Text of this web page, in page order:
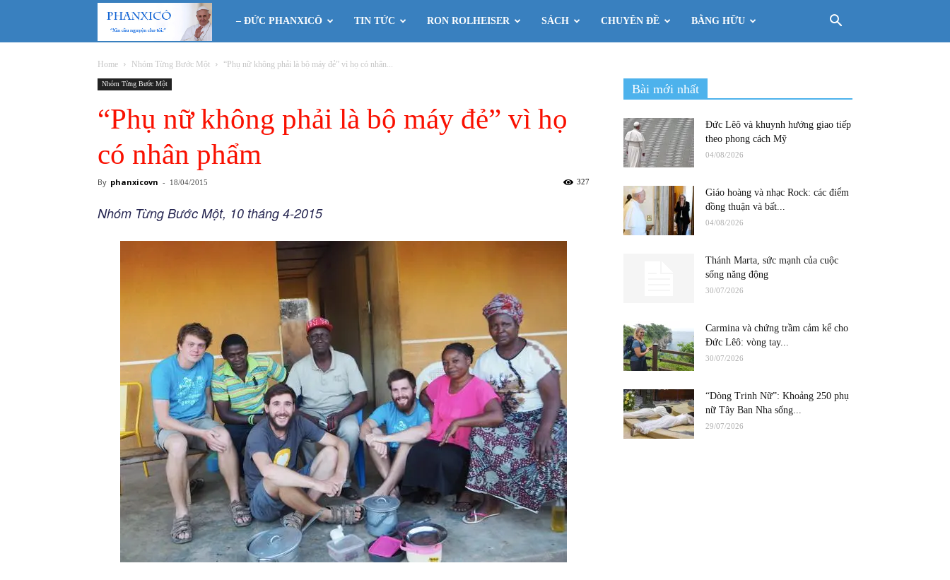
Phanxicô
– ĐỨC PHANXICÔ TIN TỨC RON ROLHEISER SÁCH CHUYÊN ĐỀ BẰNG HỮU
Home Nhóm Từng Bước Một “Phụ nữ không phải là bộ máy đẻ” vì họ có nhân...
Nhóm Từng Bước Một
“Phụ nữ không phải là bộ máy đẻ” vì họ
có nhân phẩm
By phanxicovn - 18/04/2015 327
Nhóm Từng Bước Một, 10 tháng 4-2015
Bài mới nhất
Đức Lêô và khuynh hướng giao tiếp
theo phong cách Mỹ
04/08/2026
Giáo hoàng và nhạc Rock: các điểm
đồng thuận và bất...
04/08/2026
Thánh Marta, sức mạnh của cuộc
sống năng động
30/07/2026
Carmina và chứng trầm cảm kể cho
Đức Lêô: vòng tay...
30/07/2026
“Dòng Trinh Nữ”: Khoảng 250 phụ
nữ Tây Ban Nha sống...
29/07/2026